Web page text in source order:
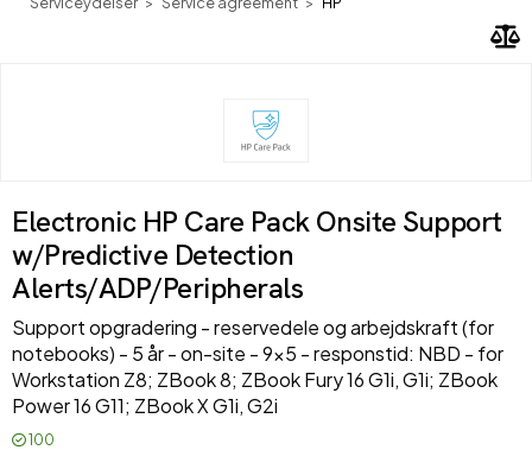
Electronic HP Care Pack Onsite Support
w/Predictive Detection
Alerts/ADP/Peripherals
Support opgradering - reservedele og arbejdskraft (for
notebooks) - 5 år - on-site - 9x5 - responstid: NBD - for
Workstation Z8; ZBook 8; ZBook Fury 16 G1i, G1i; ZBook
Power 16 G11; ZBook X G1i, G2i
100